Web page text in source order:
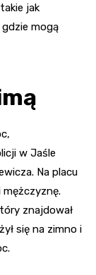
jak
mogą
w Jaśle
Na placu
znajdował
się na zimno i